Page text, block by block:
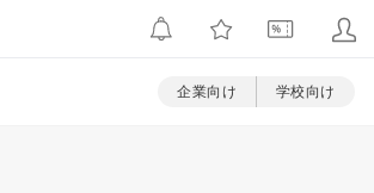
企業向け 学校向け